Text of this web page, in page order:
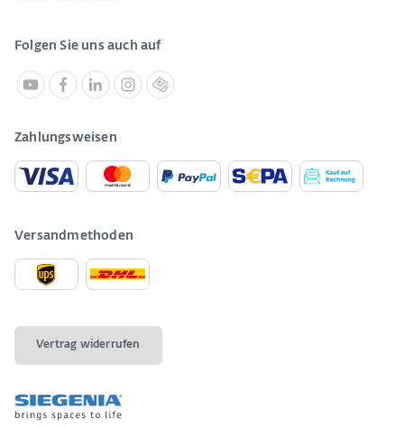
Folgen Sie uns auch auf
Zahlungsweisen
Versandmethoden
Vertrag widerrufen